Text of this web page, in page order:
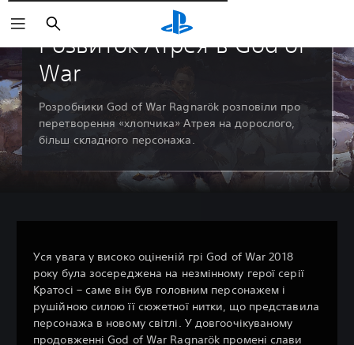
Пошук
Розвиток Атрея в God of
War
Розробники God of War Ragnarök розповіли про
перетворення «хлопчика» Атрея на дорослого,
більш складного персонажа.
Уся увага у високо оціненій грі God of War 2018
року була зосереджена на незмінному герої серії
Кратосі – саме він був головним персонажем і
рушійною силою її сюжетної нитки, що представила
персонажа в новому світлі. У довгоочікуваному
продовженні God of War Ragnarök промені слави